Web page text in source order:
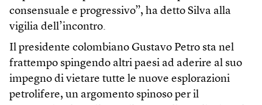
consensuale e progressivo”, ha detto Silva alla
vigilia dell’incontro.
Il presidente colombiano Gustavo Petro sta nel
frattempo spingendo altri paesi ad aderire al suo
impegno di vietare tutte le nuove esplorazioni
petrolifere, un argomento spinoso per il